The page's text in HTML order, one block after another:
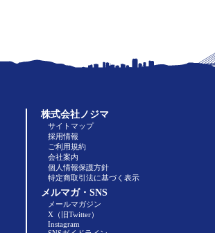
株式会社ノジマ
サイトマップ
採用情報
ご利用規約
会社案内
個人情報保護方針
特定商取引法に基づく表示
メルマガ・SNS
メールマガジン
X（旧Twitter）
Instagram